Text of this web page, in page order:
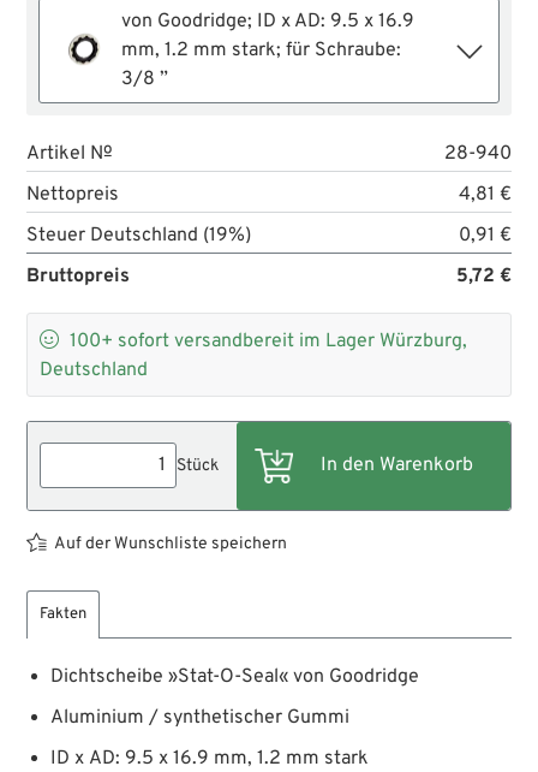
von Goodridge; ID x AD: 9.5 x 16.9
mm, 1.2 mm stark; für Schraube:
3/8 ”
Artikel №
28-940
Nettopreis
4,81 €
Steuer Deutschland (19%)
0,91 €
Bruttopreis
5,72 €
 100+ sofort versandbereit im Lager Würzburg,
Deutschland
Stück
Auf der Wunschliste speichern
Fakten
Dichtscheibe »Stat-O-Seal« von Goodridge
Aluminium / synthetischer Gummi
ID x AD: 9.5 x 16.9 mm, 1.2 mm stark